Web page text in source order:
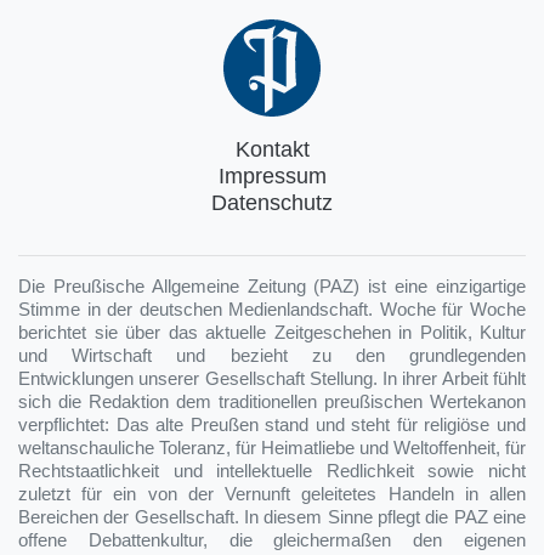
Kontakt
Impressum
Datenschutz
Die Preußische Allgemeine Zeitung (PAZ) ist eine einzigartige
Stimme in der deutschen Medienlandschaft. Woche für Woche
berichtet sie über das aktuelle Zeitgeschehen in Politik, Kultur
und Wirtschaft und bezieht zu den grundlegenden
Entwicklungen unserer Gesellschaft Stellung. In ihrer Arbeit fühlt
sich die Redaktion dem traditionellen preußischen Wertekanon
verpflichtet: Das alte Preußen stand und steht für religiöse und
weltanschauliche Toleranz, für Heimatliebe und Weltoffenheit, für
Rechtstaatlichkeit und intellektuelle Redlichkeit sowie nicht
zuletzt für ein von der Vernunft geleitetes Handeln in allen
Bereichen der Gesellschaft. In diesem Sinne pflegt die PAZ eine
offene Debattenkultur, die gleichermaßen den eigenen